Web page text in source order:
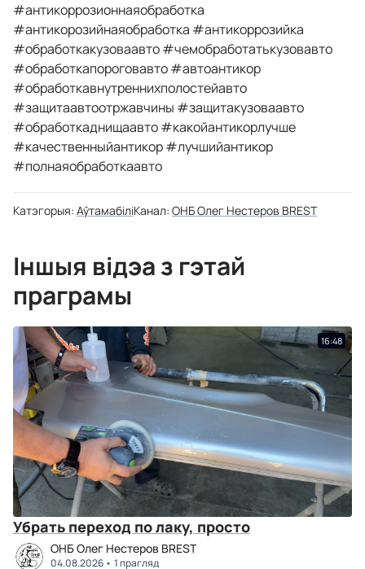
#антикоррозионнаяобработка
#антикорозийнаяобработка #антикоррозийка
#обработкакузоваавто #чемобработатькузовавто
#обработкапороговавто #автоантикор
#обработкавнутреннихполостейавто
#защитаавтоотржавчины #защитакузоваавто
#обработкаднищаавто #какойантикорлучше
#качественныйантикор #лучшийантикор
#полнаяобработкаавто
Катэгорыя: АўтамабіліКанал: ОНБ Олег Нестеров BREST
Іншыя відэа з гэтай
праграмы
16:48
Убрать переход по лаку, просто
ОНБ Олег Нестеров BREST
04.08.2026 1 прагляд